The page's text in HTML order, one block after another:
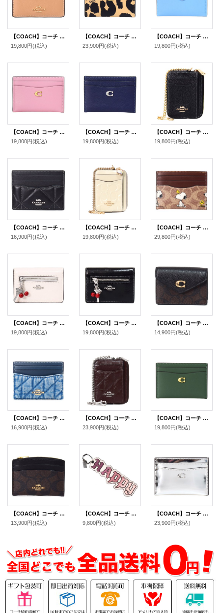
【COACH】コーチ カードケース ペブルレザー リップ カラーブロック ロゴ スリム カード入れ 定期入れ 名刺入れ ラテマルチ（日本未発売）
19,800円(税込)
【COACH】コーチ カードケース レオパード ヒョウ柄 レザー アニマル プリント C ロゴ スリム カードケース 定期入れ 名刺入れ BOX付き レオパードマルチ（日本未発売）
23,900円(税込)
【COACH】コーチ カードケース レザー エッセンシャル C ロゴ カードケース スリム パスケース 定期入れ 名刺入れ ミストブルー（日本未発売）
19,800円(税込)
【COACH】コーチ カードケース レザー エッセンシャル C ロゴ カードケース スリム パスケース 定期入れ 名刺入れ トゥルーピンク（日本未発売）
19,800円(税込)
【COACH】コーチ カードケース ぺブルレザー C ロゴ カードケース スリム パスケース 定期入れ 名刺入れ ダークネイビー（日本未発売）
19,800円(税込)
【COACH】コーチ コインケース ぺブルレザー シグネチャー 型押し チェーン ジップ カードケース カードポーチ 定期入れ 名刺入れ 小銭入れ ブラック（日本未発売）
19,800円(税込)
【COACH】コーチ レザー ダイヤモンド キルティング ロゴ スリム ID パスケース カードケース 定期入れ 名刺入れ ブラック×バッドランズ（日本未発売）
16,900円(税込)
【COACH】コーチ コインケース パテントレザー シグネチャー 型押し ハート チャーム チェーン ジップ カードケース カードポーチ 定期入れ 名刺入れ 小銭入れ チャーク（日本未発売）
19,800円(税込)
【COACH】コーチ スヌーピー カードケース ピーナッツ コラボ コーティングキャンバス レザー シグネチャー プリント スリム ID パスケース 定期入れ 名刺入れ タンマルチ（日本未発売）
29,800円(税込)
【COACH】コーチ カードケース さくらんぼ グレイズドレザー 鍵 チャーム付き スリム カードケース 二つ折り コインケース パスケース 定期入れ 名刺入れ チャーク（日本未発売）
19,800円(税込)
【COACH】コーチ カードケース さくらんぼ グレイズドレザー 鍵 チャーム付き スリム カードケース 二つ折り コインケース パスケース 定期入れ 名刺入れ ブラック（日本未発売）
19,800円(税込)
【COACH】コーチ コーティングキャンバス ぺブルレザー シグネチャー タミー カードケース カードポーチ 定期入れ 名刺入れ コインケース ブラウン×ブラック（日本未発売）
14,900円(税込)
【COACH】コーチ カードケース デニム レザー キルティング ロゴ スリム ID パスケース カードケース 定期入れ 名刺入れ インディゴ（日本未発売）
16,900円(税込)
【COACH】コーチ コインケース キルティング レザー チェーン ジップ カードケース カードポーチ 定期入れ 名刺入れ 小銭入れ メイプル（日本未発売）
23,900円(税込)
【COACH】コーチ カードケース レザー エッセンシャル C ロゴ カードケース スリム パスケース 定期入れ 名刺入れ ハンターグリーン（日本未発売）
19,800円(税込)
【COACH】コーチ コーティングキャンバス レザー シグネチャー シェイプド カードケース ロゴ 名刺入れ 定期入れ パスケース コインケース ブラウン×ブラック（日本未発売）
13,900円(税込)
【COACH】コーチ ディズニー コラボ スムースレザー ハッピー ラメ バッグチャーム キーホルダー チャーク（日本未発売）
9,800円(税込)
【COACH】コーチ カードケース レザー メタリック C ロゴ カードケース スリム パスケース 定期入れ 名刺入れ シルバー（日本未発売）
23,900円(税込)